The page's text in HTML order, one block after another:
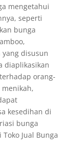
mengetahui
seperti
bunga
disusun
diaplikasikan
orang-
kesedihan di
bunga
Jual Bunga